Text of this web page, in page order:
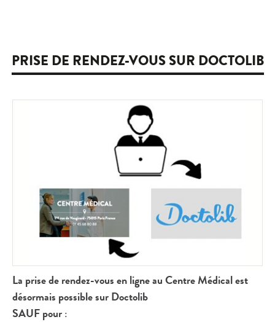
PRISE DE RENDEZ-VOUS SUR DOCTOLIB
La prise de rendez-vous en ligne au Centre Médical est
désormais possible sur Doctolib
SAUF pour: